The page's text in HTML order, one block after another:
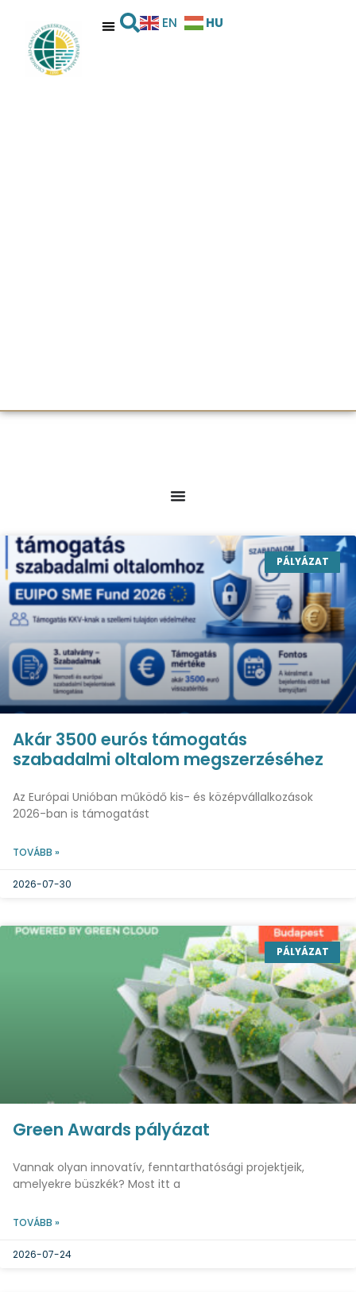
EN HU
PÁLYÁZAT
Akár 3500 eurós támogatás
szabadalmi oltalom megszerzéséhez
Az Európai Unióban működő kis- és középvállalkozások
2026-ban is támogatást
TOVÁBB »
2026-07-30
PÁLYÁZAT
Green Awards pályázat
Vannak olyan innovatív, fenntarthatósági projektjeik,
amelyekre büszkék? Most itt a
TOVÁBB »
2026-07-24